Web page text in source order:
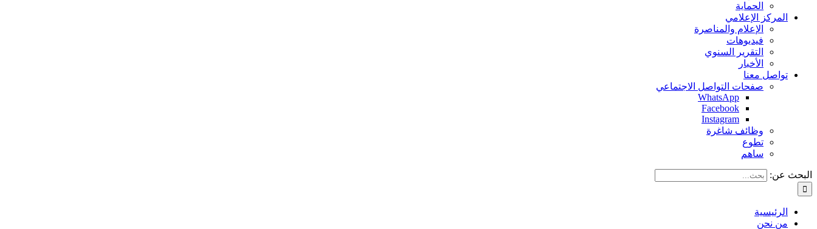
الحماية
المركز الإعلامي
الإعلام والمناصرة
فيديوهات
التقرير السنوي
الأخبار
تواصل معنا
صفحات التواصل الاجتماعي
WhatsApp
Facebook
Instagram
وظائف شاغرة
تطوع
ساهم
البحث عن:
الرئيسية
من نحن